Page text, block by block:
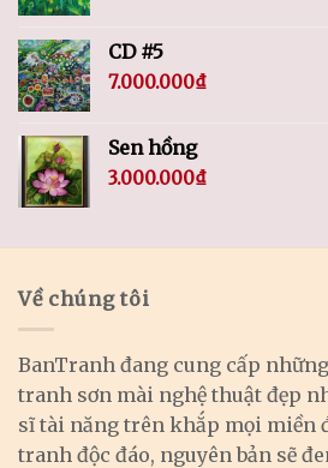
CD #5
7.000.000₫
Sen hồng
3.000.000₫
Về chúng tôi
BanTranh đang cung cấp
tranh sơn mài nghệ thuật đẹp
sĩ tài năng trên khắp mọi miền
tranh độc đáo, nguyên bản sẽ